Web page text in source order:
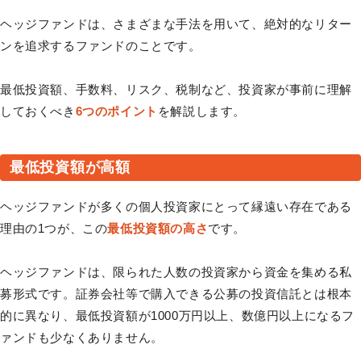
ヘッジファンドは、さまざまな手法を用いて、絶対的なリター
ンを追求するファンドのことです。
最低投資額、手数料、リスク、税制など、投資家が事前に理解
しておくべき 6つのポイント を解説します。
最低投資額が高額
ヘッジファンドが多くの個人投資家にとって縁遠い存在である
理由の1つが、この最低投資額の高さです。
ヘッジファンドは、限られた人数の投資家から資金を集める私
募形式です。証券会社等で購入できる公募の投資信託とは根本
的に異なり、最低投資額が1000万円以上、数億円以上になるフ
ァンドも少なくありません。